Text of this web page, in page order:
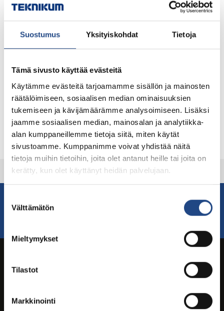
Suostumus Yksityiskohdat Tietoja
Tämä sivusto käyttää evästeitä
Käytämme evästeitä tarjoamamme sisällön ja mainosten
räätälöimiseen, sosiaalisen median ominaisuuksien
tukemiseen ja kävijämäärämme analysoimiseen. Lisäksi
jaamme sosiaalisen median, mainosalan ja analytiikka-
alan kumppaneillemme tietoja siitä, miten käytät
sivustoamme. Kumppanimme voivat yhdistää näitä
tietoja muihin tietoihin, joita olet antanut heille tai joita on
kerätty, kun olet käyttänyt heidän palvelujaan.
valinta
Välttämätön
Mieltymykset
Tilastot
Markkinointi
resistance, reliability and long life cycle without need of
seals are great advantages of Teknikum PLUS™
flanges.
Download datasheet
Other documents
Teknikum® hose markings
Teknikum® hoses and services info
Installation instructions »